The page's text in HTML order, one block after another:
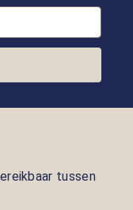
tussen